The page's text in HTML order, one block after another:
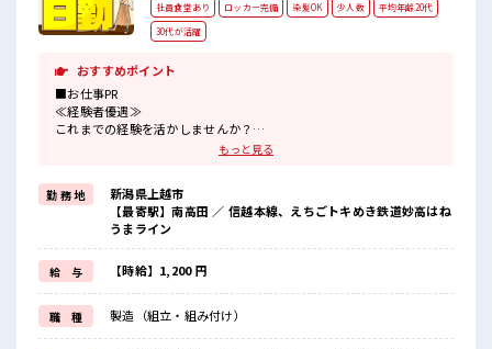
社員食堂あり
ロッカー完備 染髪OK 少人数
平均年齢20代
30代が活躍
おすすめポイント
■お仕事PR
≪経験者優遇≫
これまでの経験を活かしませんか？
≪自分の時間も大切≫
残業はほとんどナシ！
場合によってはお願いすることもあります♪
≪ヘアカラーOKで自由な雰囲気の職場≫
明るすぎたり奇抜でなければ基本的に自由！
(規定有)≪ラクラク制服アリ≫
制服があるので、
毎日の服装の悩み解消♪
≪自分に合った期間で働ける≫
福利厚生が整った派遣のお仕事です！
もっと見る
勤 務 地
新潟県上越市
【最寄駅】南高田 ／ 信越本線、えちごトキめき鉄道妙高はね
うまライン
給 与 【時給】1,200 円
職 種 製造（組立・組み付け）